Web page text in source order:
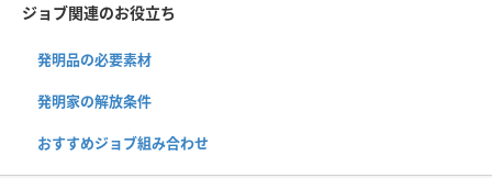
ジョブ関連のお役立ち
発明品の必要素材
発明家の解放条件
おすすめジョブ組み合わせ